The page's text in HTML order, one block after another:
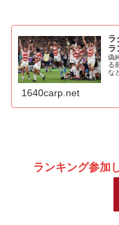
ラ
ラ
偽
る
な
1640carp.net
ランキング参加